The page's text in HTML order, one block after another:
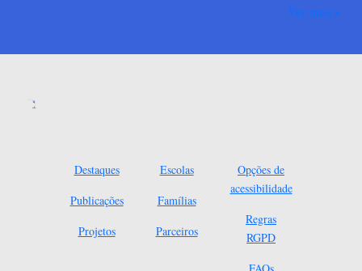
Ver mais
Destaques
Publicações
Projetos
Escolas
Famílias
Parceiros
Opções de
acessibilidade
Regras
RGPD